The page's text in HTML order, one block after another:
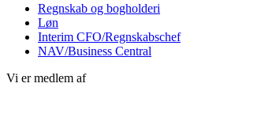
Regnskab og bogholderi
Løn
Interim CFO/Regnskabschef
NAV/Business Central
Vi er medlem af